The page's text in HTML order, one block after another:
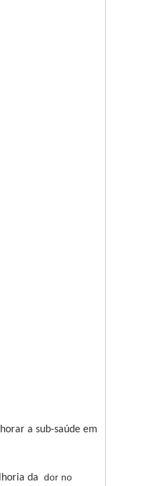
a sub-saúde em
da dor no